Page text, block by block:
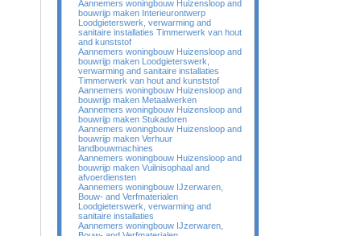
Aannemers woningbouw Huizensloop and
bouwrijp maken Interieurontwerp
Loodgieterswerk, verwarming and
sanitaire installaties Timmerwerk van hout
and kunststof
Aannemers woningbouw Huizensloop and
bouwrijp maken Loodgieterswerk,
verwarming and sanitaire installaties
Timmerwerk van hout and kunststof
Aannemers woningbouw Huizensloop and
bouwrijp maken Metaalwerken
Aannemers woningbouw Huizensloop and
bouwrijp maken Stukadoren
Aannemers woningbouw Huizensloop and
bouwrijp maken Verhuur
landbouwmachines
Aannemers woningbouw Huizensloop and
bouwrijp maken Vuilnisophaal and
afvoerdiensten
Aannemers woningbouw IJzerwaren,
Bouw- and Verfmaterialen
Loodgieterswerk, verwarming and
sanitaire installaties
Aannemers woningbouw IJzerwaren,